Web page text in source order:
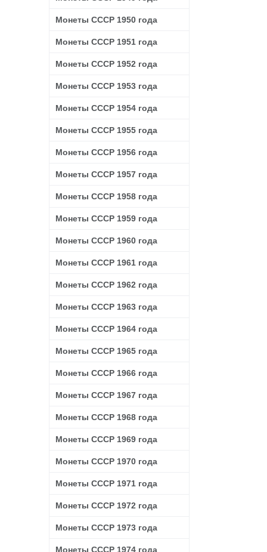
Монеты СССР 1950 года
Монеты СССР 1951 года
Монеты СССР 1952 года
Монеты СССР 1953 года
Монеты СССР 1954 года
Монеты СССР 1955 года
Монеты СССР 1956 года
Монеты СССР 1957 года
Монеты СССР 1958 года
Монеты СССР 1959 года
Монеты СССР 1960 года
Монеты СССР 1961 года
Монеты СССР 1962 года
Монеты СССР 1963 года
Монеты СССР 1964 года
Монеты СССР 1965 года
Монеты СССР 1966 года
Монеты СССР 1967 года
Монеты СССР 1968 года
Монеты СССР 1969 года
Монеты СССР 1970 года
Монеты СССР 1971 года
Монеты СССР 1972 года
Монеты СССР 1973 года
Монеты СССР 1974 года